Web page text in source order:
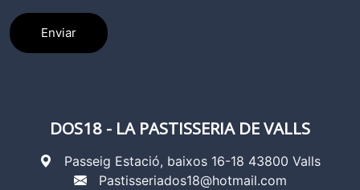
Enviar
DOS18 - LA PASTISSERIA DE VALLS
Passeig Estació, baixos 16-18 43800 Valls
Pastisseriados18@hotmail.com